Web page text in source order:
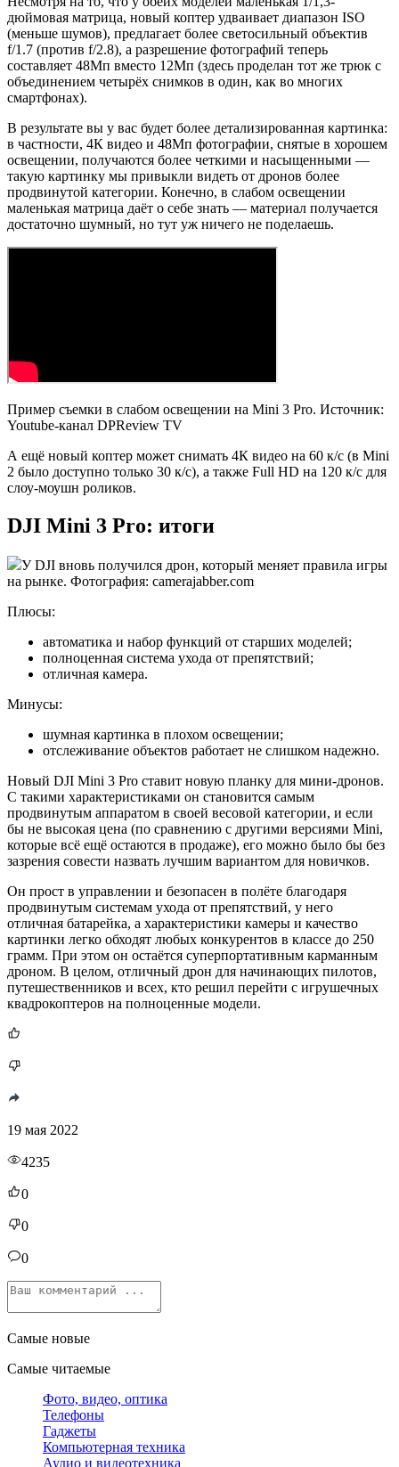
дюймовая матрица, новый коптер удваивает диапазон ISO
(меньше шумов), предлагает более светосильный объектив
f/1.7 (против f/2.8), а разрешение фотографий теперь
составляет 48Мп вместо 12Мп (здесь проделан тот же трюк с
объединением четырёх снимков в один, как во многих
смартфонах).
В результате вы у вас будет более детализированная картинка:
в частности, 4К видео и 48Мп фотографии, снятые в хорошем
освещении, получаются более четкими и насыщенными —
такую картинку мы привыкли видеть от дронов более
продвинутой категории. Конечно, в слабом освещении
маленькая матрица даёт о себе знать — материал получается
достаточно шумный, но тут уж ничего не поделаешь.
Пример съемки в слабом освещении на Mini 3 Pro. Источник:
Youtube-канал DPReview TV
А ещё новый коптер может снимать 4К видео на 60 к/с (в Mini
2 было доступно только 30 к/с), а также Full HD на 120 к/с для
слоу-моушн роликов.
DJI Mini 3 Pro: итоги
У DJI вновь получился дрон, который меняет правила игры
на рынке. Фотография: camerajabber.com
Плюсы:
автоматика и набор функций от старших моделей;
полноценная система ухода от препятствий;
отличная камера.
Минусы:
шумная картинка в плохом освещении;
отслеживание объектов работает не слишком надежно.
Новый DJI Mini 3 Pro ставит новую планку для мини-дронов.
С такими характеристиками он становится самым
продвинутым аппаратом в своей весовой категории, и если
бы не высокая цена (по сравнению с другими версиями Mini,
которые всё ещё остаются в продаже), его можно было бы без
зазрения совести назвать лучшим вариантом для новичков.
Он прост в управлении и безопасен в полёте благодаря
продвинутым системам ухода от препятствий, у него
отличная батарейка, а характеристики камеры и качество
картинки легко обходят любых конкурентов в классе до 250
грамм. При этом он остаётся суперпортативным карманным
дроном. В целом, отличный дрон для начинающих пилотов,
путешественников и всех, кто решил перейти с игрушечных
квадрокоптеров на полноценные модели.
19 мая 2022
4235
0
0
0
Самые новые
Самые читаемые
Фото, видео, оптика
Телефоны
Гаджеты
Компьютерная техника
Аудио и видеотехника